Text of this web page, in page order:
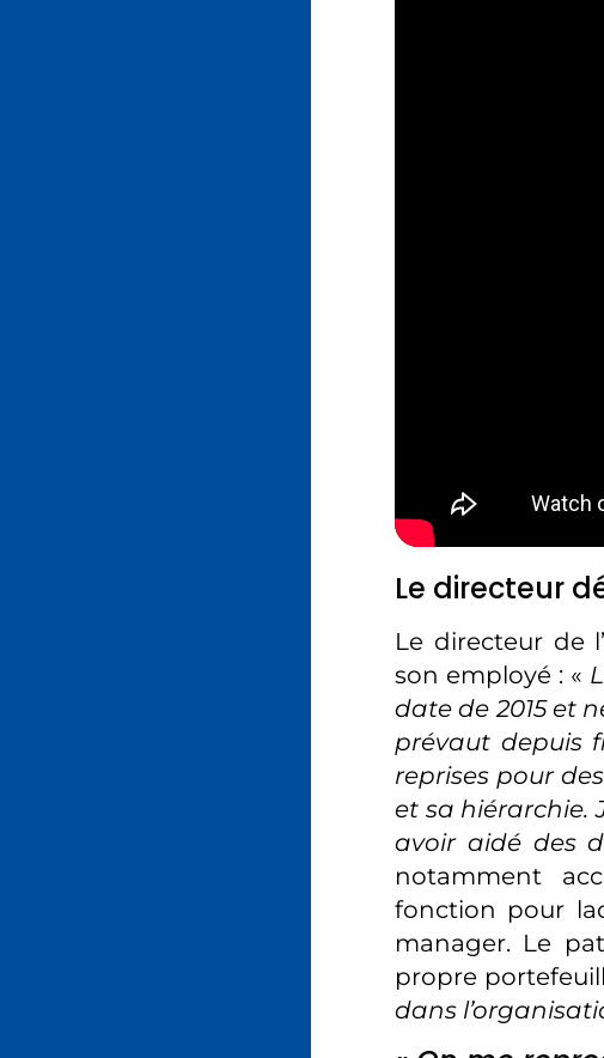
Le directeur
Le directeur de
son employé : «
date de 2015 et
prévaut depuis
reprises pour
et sa hiérarchie.
avoir aidé des
notamment
fonction pour
manager. Le
propre
dans